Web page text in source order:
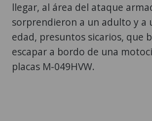
llegar, al área del ataque
sorprendieron a un adulto y a
edad, presuntos sicarios, que
escapar a bordo de una
placas M-049HVW.